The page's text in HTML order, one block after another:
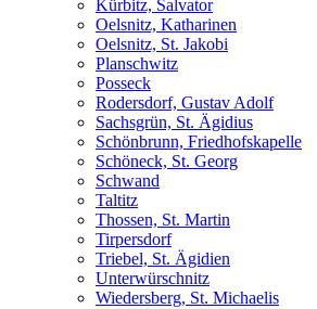
Kürbitz, Salvator
Oelsnitz, Katharinen
Oelsnitz, St. Jakobi
Planschwitz
Posseck
Rodersdorf, Gustav Adolf
Sachsgrün, St. Ägidius
Schönbrunn, Friedhofskapelle
Schöneck, St. Georg
Schwand
Taltitz
Thossen, St. Martin
Tirpersdorf
Triebel, St. Ägidien
Unterwürschnitz
Wiedersberg, St. Michaelis